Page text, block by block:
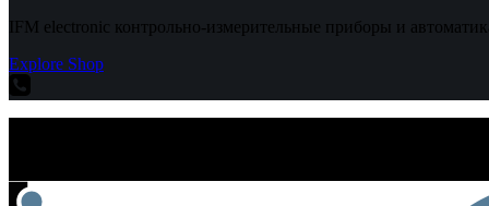
IFM electronic контрольно-измерительные приборы и
Explore Shop